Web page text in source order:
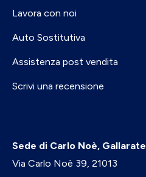
Lavora con noi
Auto Sostitutiva
Assistenza post vendita
Scrivi una recensione
Sede di Carlo Noè, Gallarate
Via Carlo Noè 39, 21013